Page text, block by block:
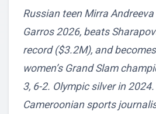
Russian teen Mirra
Garros 2026, beats
record ($3.2M), and
women’s Grand Slam
3, 6-2. Olympic silver in
Cameroonian sports